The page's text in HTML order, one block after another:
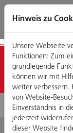
Direkt
zum
Zum
Hauptmenü
Zum
Footermenü
Zur
Website-
Hinweis zu
Unsere Webseite
Funktionen: Zum
grundlegende
können wir mit
weiter verbessern.
von Website-
Einverständnis in
jederzeit
dieser Website